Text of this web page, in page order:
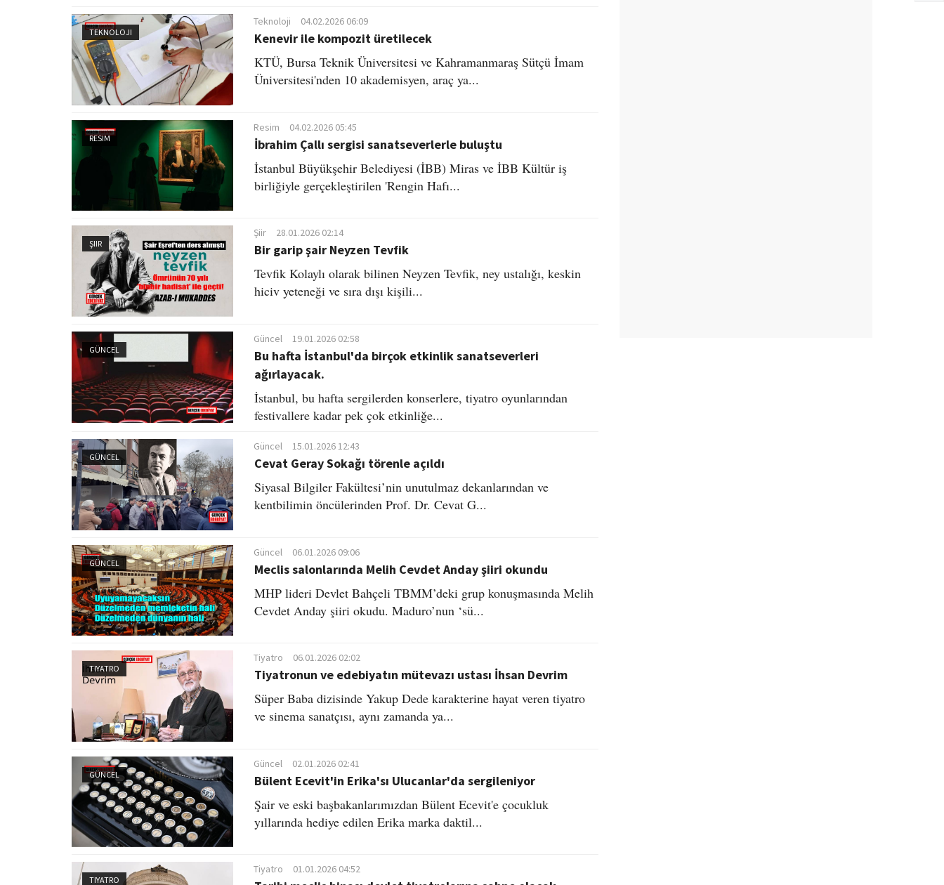
TEKNOLOJI
Teknoloji 04.02.2026 06:09
Kenevir ile kompozit üretilecek
KTÜ, Bursa Teknik Üniversitesi ve Kahramanmaraş Sütçü İmam
Üniversitesi'nden 10 akademisyen, araç ya...
RESIM
Resim 04.02.2026 05:45
İbrahim Çallı sergisi sanatseverlerle buluştu
İstanbul Büyükşehir Belediyesi (İBB) Miras ve İBB Kültür iş
birliğiyle gerçekleştirilen 'Rengin Hafı...
ŞIIR
Şiir 28.01.2026 02:14
Bir garip şair Neyzen Tevfik
Tevfik Kolaylı olarak bilinen Neyzen Tevfik, ney ustalığı, keskin
hiciv yeteneği ve sıra dışı kişili...
GÜNCEL
Güncel 19.01.2026 02:58
Bu hafta İstanbul'da birçok etkinlik sanatseverleri
ağırlayacak.
İstanbul, bu hafta sergilerden konserlere, tiyatro oyunlarından
festivallere kadar pek çok etkinliğe...
GÜNCEL
Güncel 15.01.2026 12:43
Cevat Geray Sokağı törenle açıldı
Siyasal Bilgiler Fakültesi’nin unutulmaz dekanlarından ve
kentbilimin öncülerinden Prof. Dr. Cevat G...
GÜNCEL
Güncel 06.01.2026 09:06
Meclis salonlarında Melih Cevdet Anday şiiri okundu
MHP lideri Devlet Bahçeli TBMM’deki grup konuşmasında Melih
Cevdet Anday şiiri okudu. Maduro’nun ‘sü...
TIYATRO
Tiyatro 06.01.2026 02:02
Tiyatronun ve edebiyatın mütevazı ustası İhsan Devrim
Süper Baba dizisinde Yakup Dede karakterine hayat veren tiyatro
ve sinema sanatçısı, aynı zamanda ya...
GÜNCEL
Güncel 02.01.2026 02:41
Bülent Ecevit'in Erika'sı Ulucanlar'da sergileniyor
Şair ve eski başbakanlarımızdan Bülent Ecevit'e çocukluk
yıllarında hediye edilen Erika marka daktil...
TIYATRO
Tiyatro 01.01.2026 04:52